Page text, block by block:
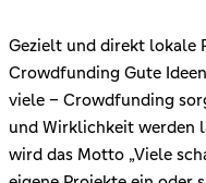
Gezielt und direkt lokale
Crowdfunding Gute
viele – Crowdfunding
und Wirklichkeit werden
wird das Motto „Viele